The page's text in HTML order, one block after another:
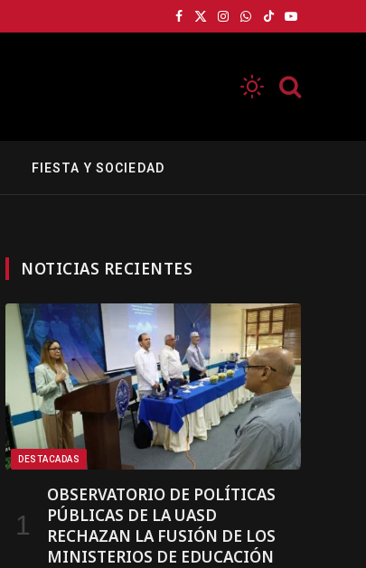
Facebook
X
Instagram
WhatsApp
TikTokYouTube
FIESTA Y SOCIEDAD
NOTICIAS RECIENTES
DESTACADAS
OBSERVATORIO DE POLÍTICAS
PÚBLICAS DE LA UASD
RECHAZAN LA FUSIÓN DE LOS
MINISTERIOS DE EDUCACIÓN